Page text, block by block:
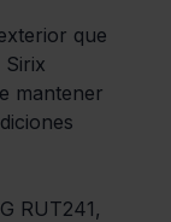
que
Sirix
mantener
RUT241,